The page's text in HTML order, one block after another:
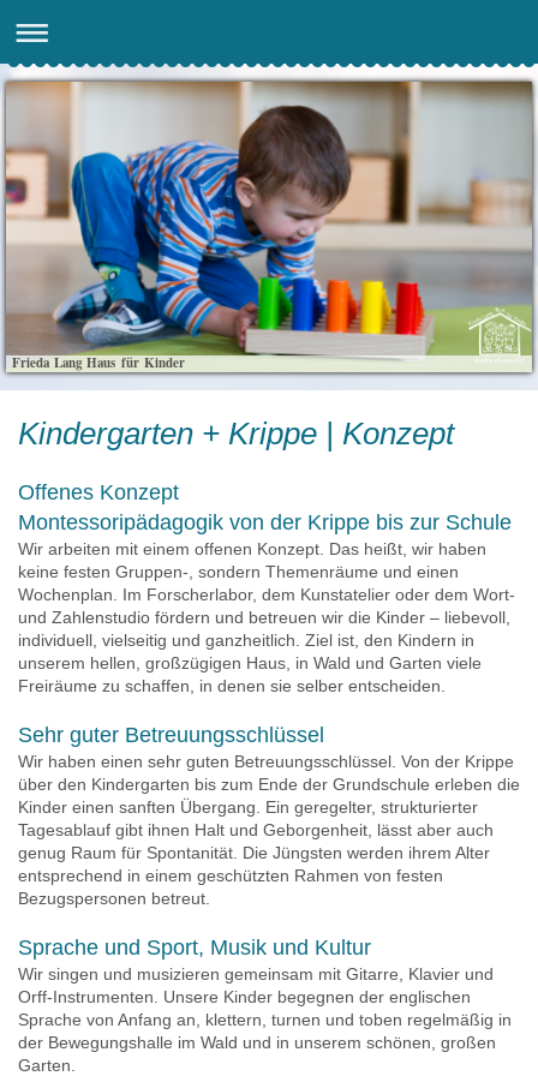
Frieda Lang Haus für Kinder
Kindergarten + Krippe | Konzept
Offenes Konzept
Montessoripädagogik von der Krippe bis zur Schule
Wir arbeiten mit einem offenen Konzept. Das heißt, wir haben
keine festen Gruppen-, sondern Themenräume und einen
Wochenplan. Im Forscherlabor, dem Kunstatelier oder dem Wort-
und Zahlenstudio fördern und betreuen wir die Kinder – liebevoll,
individuell, vielseitig und ganzheitlich. Ziel ist, den Kindern in
unserem hellen, großzügigen Haus, in Wald und Garten viele
Freiräume zu schaffen, in denen sie selber entscheiden.
Sehr guter Betreuungsschlüssel
Wir haben einen sehr guten Betreuungsschlüssel. Von der Krippe
über den Kindergarten bis zum Ende der Grundschule erleben die
Kinder einen sanften Übergang. Ein geregelter, strukturierter
Tagesablauf gibt ihnen Halt und Geborgenheit, lässt aber auch
genug Raum für Spontanität. Die Jüngsten werden ihrem Alter
entsprechend in einem geschützten Rahmen von festen
Bezugspersonen betreut.
Sprache und Sport, Musik und Kultur
Wir singen und musizieren gemeinsam mit Gitarre, Klavier und
Orff-Instrumenten. Unsere Kinder begegnen der englischen
Sprache von Anfang an, klettern, turnen und toben regelmäßig in
der Bewegungshalle im Wald und in unserem schönen, großen
Garten.